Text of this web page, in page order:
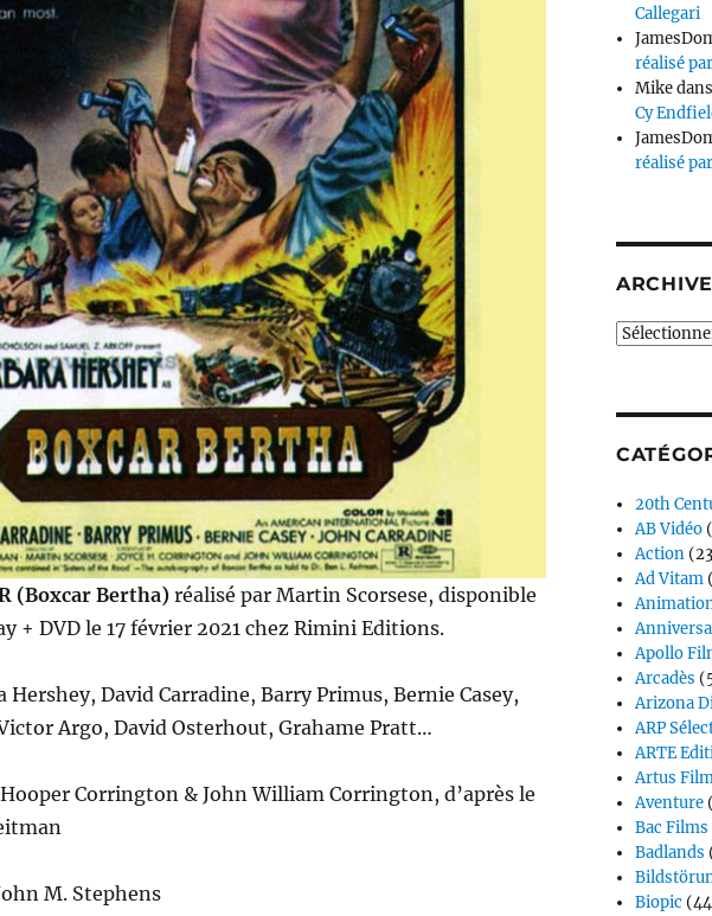
(Boxcar Bertha) réalisé par Martin Scorsese, disponible
+ DVD le 17 février 2021 chez Rimini Editions.
Hershey, David Carradine, Barry Primus, Bernie Casey,
Argo, David Osterhout, Grahame Pratt…
Corrington & John William Corrington, d’après le
M. Stephens
Callegari
réalisé
Mike
Cy
réalisé
Archives
20th
AB Vidéo
Action
Ad Vitam
Apollo
Arcadès
Arizona
ARP
ARTE
Artus
Aventure
Bac Films
Badlands
Biopic